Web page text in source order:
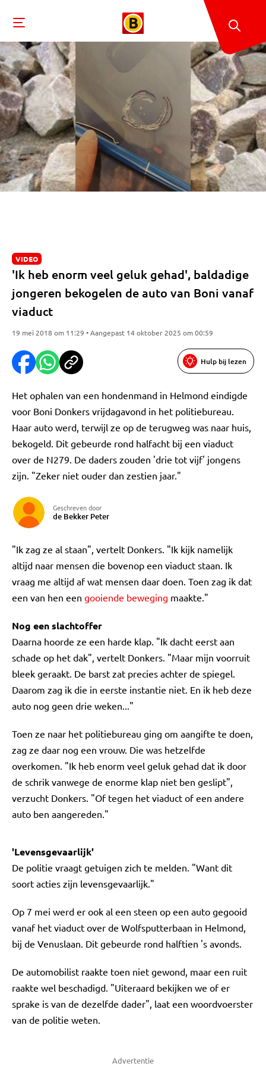
VIDEO
'Ik heb enorm veel geluk gehad', baldadige
jongeren bekogelen de auto van Boni vanaf
viaduct
19 mei 2018 om 11:29 • Aangepast 14 oktober 2025 om 00:59
Hulp bij lezen
Het ophalen van een hondenmand in Helmond eindigde
voor Boni Donkers vrijdagavond in het politiebureau.
Haar auto werd, terwijl ze op de terugweg was naar huis,
bekogeld. Dit gebeurde rond halfacht bij een viaduct
over de N279. De daders zouden 'drie tot vijf' jongens
zijn. "Zeker niet ouder dan zestien jaar."
Geschreven door
de Bekker Peter
"Ik zag ze al staan", vertelt Donkers. "Ik kijk namelijk
altijd naar mensen die bovenop een viaduct staan. Ik
vraag me altijd af wat mensen daar doen. Toen zag ik dat
een van hen een gooiende beweging maakte."
Nog een slachtoffer
Daarna hoorde ze een harde klap. "Ik dacht eerst aan
schade op het dak", vertelt Donkers. "Maar mijn voorruit
bleek geraakt. De barst zat precies achter de spiegel.
Daarom zag ik die in eerste instantie niet. En ik heb deze
auto nog geen drie weken..."
Toen ze naar het politiebureau ging om aangifte te doen,
zag ze daar nog een vrouw. Die was hetzelfde
overkomen. "Ik heb enorm veel geluk gehad dat ik door
de schrik vanwege de enorme klap niet ben geslipt",
verzucht Donkers. "Of tegen het viaduct of een andere
auto ben aangereden."
'Levensgevaarlijk'
De politie vraagt getuigen zich te melden. "Want dit
soort acties zijn levensgevaarlijk."
Op 7 mei werd er ook al een steen op een auto gegooid
vanaf het viaduct over de Wolfsputterbaan in Helmond,
bij de Venuslaan. Dit gebeurde rond halftien 's avonds.
De automobilist raakte toen niet gewond, maar een ruit
raakte wel beschadigd. "Uiteraard bekijken we of er
sprake is van de dezelfde dader", laat een woordvoerster
van de politie weten.
Advertentie